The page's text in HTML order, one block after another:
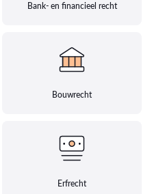
Bank- en financieel recht
Bouwrecht
Erfrecht